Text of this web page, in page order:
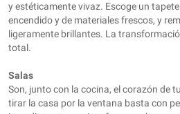
y estéticamente vivaz. Escoge un
encendido y de materiales frescos, y
ligeramente brillantes. La
total.
Salas
Son, junto con la cocina, el corazón de
tirar la casa por la ventana basta con